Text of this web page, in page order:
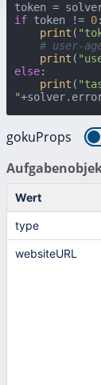
if token != 0:
print (
# user-
print (
else:
print (
"
gokuProps
Wert
type
websiteURL